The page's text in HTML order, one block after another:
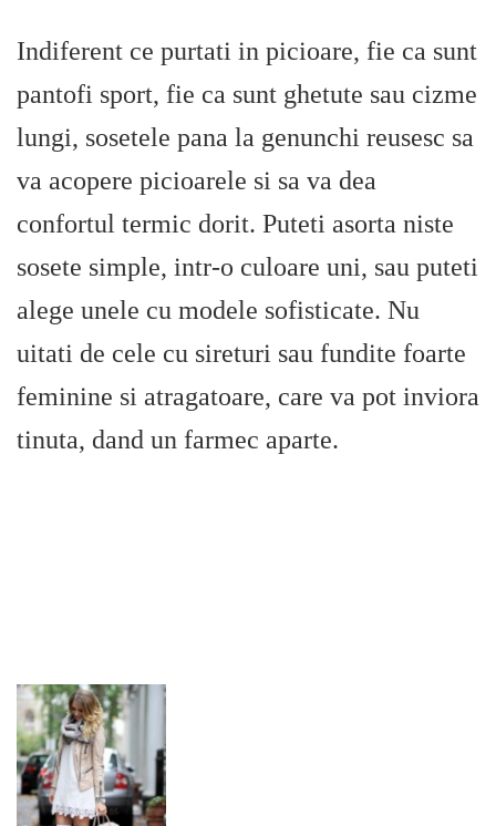
Indiferent ce purtati in picioare, fie ca sunt
pantofi sport, fie ca sunt ghetute sau cizme
lungi, sosetele pana la genunchi reusesc sa
va acopere picioarele si sa va dea
confortul termic dorit. Puteti asorta niste
sosete simple, intr-o culoare uni, sau puteti
alege unele cu modele sofisticate. Nu
uitati de cele cu sireturi sau fundite foarte
feminine si atragatoare, care va pot inviora
tinuta, dand un farmec aparte.